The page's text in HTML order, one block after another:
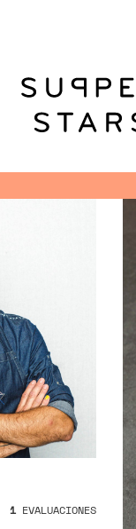
1EVALUACIONES